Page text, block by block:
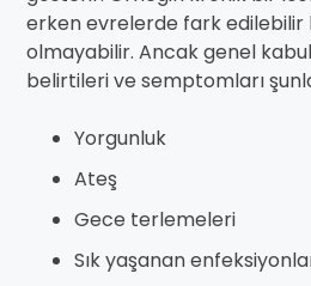
erken evrelerde fark edilebilir
olmayabilir. Ancak genel
belirtileri ve semptomları
Yorgunluk
Ateş
Gece terlemeleri
Sık yaşanan